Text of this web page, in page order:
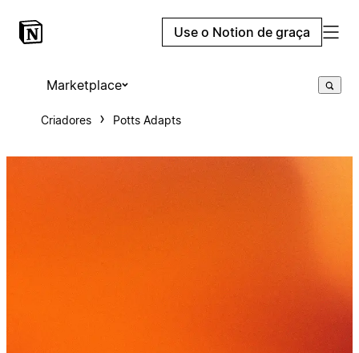
Use o Notion de graça
Marketplace
Criadores Potts Adapts